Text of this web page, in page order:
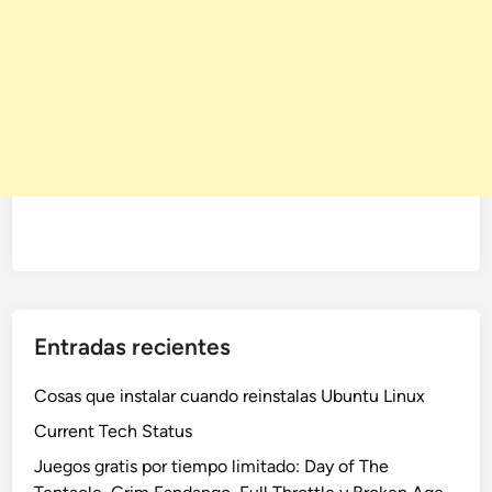
Entradas recientes
Cosas que instalar cuando reinstalas Ubuntu Linux
Current Tech Status
Juegos gratis por tiempo limitado: Day of The